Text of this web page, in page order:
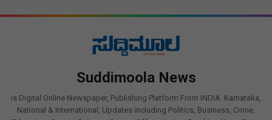
Suddimoola News
is Digital Online Newspaper, Publishing Platform From INDIA. Karnataka,
National & International, Updates including Politics, Business, Crime,